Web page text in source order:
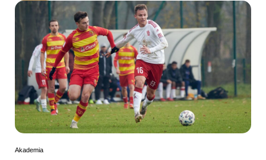
Akademia